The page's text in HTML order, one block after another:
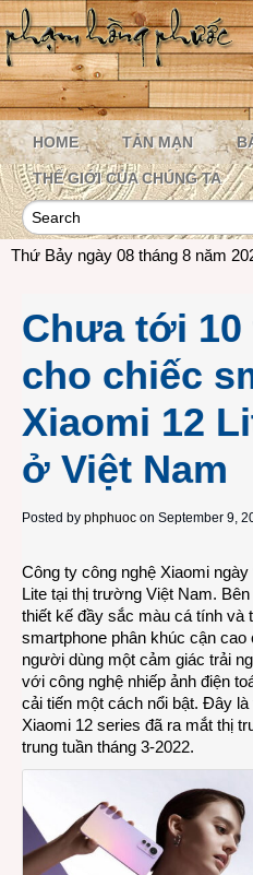
HOME TẢN MẠN
THẾ GIỚI CỦA CHÚNG TA
Thứ Bảy ngày 08 tháng 8 năm
Chưa tới
cho chiếc
Xiaomi 12
ở Việt Nam
Posted by phphuoc on September 9,
Công ty công nghệ Xiaomi
Lite tại thị trường Việt Nam.
thiết kế đầy sắc màu cá tính và
smartphone phân khúc cận
người dùng một cảm giác trải
với công nghệ nhiếp ảnh điện
cải tiến một cách nổi bật. Đây
Xiaomi 12 series đã ra mắt thị
trung tuần tháng 3-2022.